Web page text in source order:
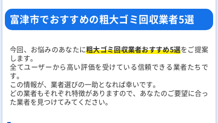
富津市でおすすめの粗大ゴミ回収業者5選
今回、お悩みのあなたに粗大ゴミ回収業者おすすめ5選をご提案
します。
全てユーザーから高い評価を受けている信頼できる業者たちで
す。
この情報が、業者選びの一助となれば幸いです。
どの業者もそれぞれ特徴がありますので、あなたのご要望に合っ
た業者を見つけてみてください。